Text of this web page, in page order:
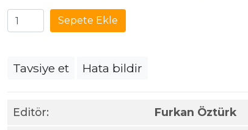
Editör: Furkan Öztürk
Sepete Ekle
Tavsiye et Hata bildir